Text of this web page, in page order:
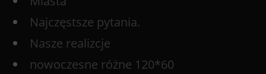
Najczęstsze pytania.
Nasze realizcje
nowoczesne różne 120*60